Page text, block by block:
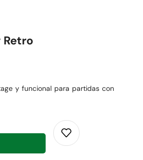
Retro
y funcional para partidas con